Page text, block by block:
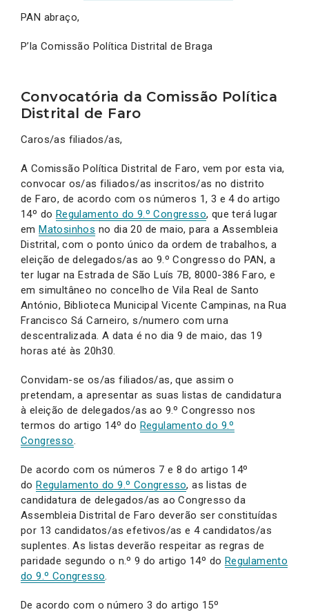
PAN abraço,
P’la Comissão Política Distrital de Braga
Convocatória da Comissão Política
Distrital de Faro
Caros/as filiados/as,
A Comissão Política Distrital de Faro, vem por esta via,
convocar os/as filiados/as inscritos/as no distrito
de Faro, de acordo com os números 1, 3 e 4 do artigo
14º do Regulamento do 9.º Congresso, que terá lugar
emMatosinhos no dia 20 de maio, para a Assembleia
Distrital, com o ponto único da ordem de trabalhos, a
eleição de delegados/as ao 9.º Congresso do PAN, a
ter lugar na Estrada de São Luís 7B, 8000-386 Faro, e
em simultâneo no concelho de Vila Real de Santo
António, Biblioteca Municipal Vicente Campinas, na Rua
Francisco Sá Carneiro, s/numero com urna
descentralizada. A data é no dia 9 de maio, das 19
horas até às 20h30.
Convidam-se os/as filiados/as, que assim o
pretendam, a apresentar as suas listas de candidatura
à eleição de delegados/as ao 9.º Congresso nos
termos do artigo 14º do Regulamento do 9.º
Congresso.
De acordo com os números 7 e 8 do artigo 14º
doRegulamento do 9.º Congresso, as listas de
candidatura de delegados/as ao Congresso da
Assembleia Distrital de Faro deverão ser constituídas
por 13 candidatos/as efetivos/as e 4 candidatos/as
suplentes. As listas deverão respeitar as regras de
paridade segundo o n.º 9 do artigo 14º do Regulamento
do 9.º Congresso.
De acordo com o número 3 do artigo 15º